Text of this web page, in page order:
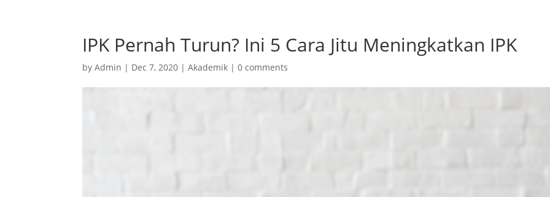
IPK Pernah Turun? Ini 5 Cara Jitu Meningkatkan IPK
byAdmin | Dec 7, 2020 |Akademik |0 comments